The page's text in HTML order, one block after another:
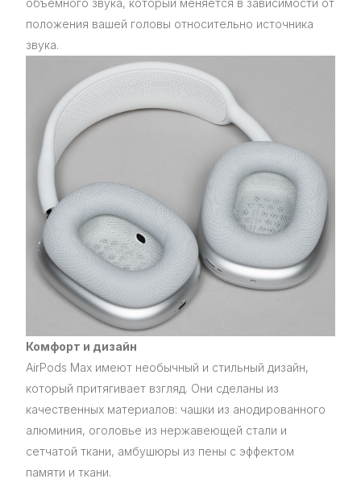
объемного звука, который меняется в зависимости от
положения вашей головы относительно источника
звука.
Комфорт и дизайн
AirPods Max имеют необычный и стильный дизайн,
который притягивает взгляд. Они сделаны из
качественных материалов: чашки из анодированного
алюминия, оголовье из нержавеющей стали и
сетчатой ткани, амбушюры из пены с эффектом
памяти и ткани.